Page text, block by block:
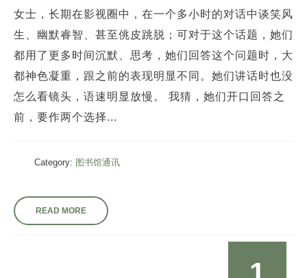
女士，长期在影视圈中，在一个多小时的对话中谈笑风
生、幽默睿智、甚至佻皮跳脱；可对于这个话题，她们
都用了更多时间沉默、思考，她们回答这个问题时，大
都神色凝重，跟之前的表现明显不同。她们讲话时也没
怎么看镜头，语速明显放慢。 我猜，她们开口回答之
前，要作两个选择...
Category: 图书馆通讯
READ MORE